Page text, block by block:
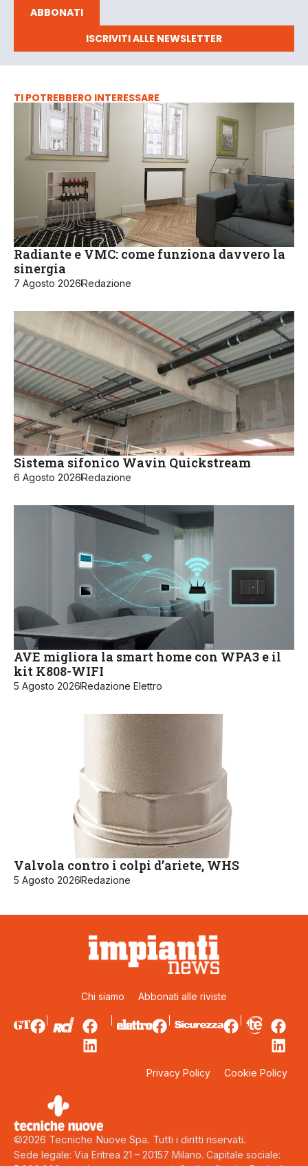
ABBONATI
ISCRIVITI ALLE NEWSLETTER
TI POTREBBERO INTERESSARE
Radiante e VMC: come funziona davvero la
sinergia
7 Agosto 2026Redazione
Sistema sifonico Wavin Quickstream
6 Agosto 2026Redazione
AVE migliora la smart home con WPA3 e il
kit K808-WIFI
5 Agosto 2026Redazione Elettro
Valvola contro i colpi d’ariete, WHS
5 Agosto 2026Redazione
Chi siamo Abbonati alle riviste
Privacy Policy Cookie Policy
©2026 Tecniche Nuove Spa. Tutti i diritti riservati.
Sede legale: Via Eritrea 21 – 20157 Milano. Capitale sociale: